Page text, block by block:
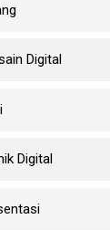
Digital
Digital